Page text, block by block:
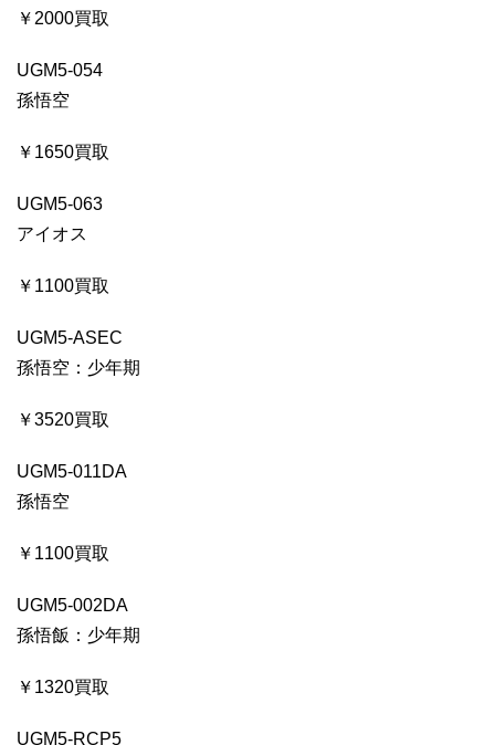
￥2000買取
UGM5-054
孫悟空
￥1650買取
UGM5-063
アイオス
￥1100買取
UGM5-ASEC
孫悟空：少年期
￥3520買取
UGM5-011DA
孫悟空
￥1100買取
UGM5-002DA
孫悟飯：少年期
￥1320買取
UGM5-RCP5